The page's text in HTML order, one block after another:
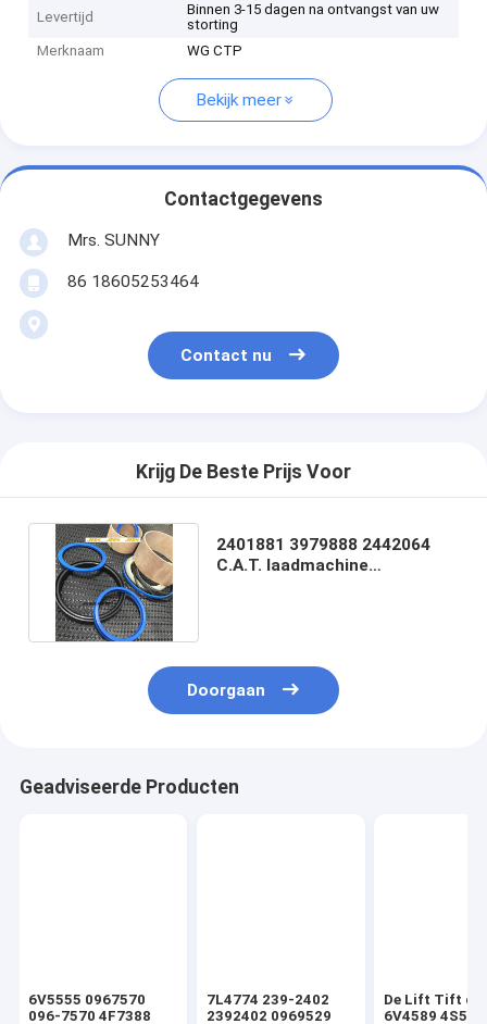
Levertijd
Binnen 3-15 dagen na ontvangst van uw
storting
Merknaam
WG CTP
Bekijk meer
Contactgegevens
Mrs. SUNNY
86 18605253464
Contact nu
Krijg De Beste Prijs Voor
2401881 3979888 2442064
C.A.T. laadmachine
Doorgaan
Geadviseerde Producten
6V5555 0967570
096-7570 4F7388
7L4774 239-2402
2392402 0969529
De Lift Tift die
6V4589